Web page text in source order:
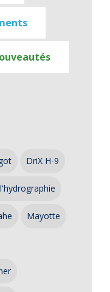
DriX H-9
Mayotte